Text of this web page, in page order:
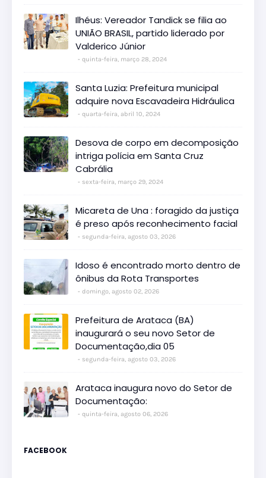
Ilhéus: Vereador Tandick se filia ao
UNIÃO BRASIL, partido liderado por
Valderico Júnior
quinta-feira, março 28, 2024
Santa Luzia: Prefeitura municipal
adquire nova Escavadeira Hidráulica
quarta-feira, abril 10, 2024
Desova de corpo em decomposição
intriga polícia em Santa Cruz
Cabrália
sexta-feira, março 29, 2024
Micareta de Una : foragido da justiça
é preso após reconhecimento facial
segunda-feira, agosto 03, 2026
Idoso é encontrado morto dentro de
ônibus da Rota Transportes
domingo, agosto 02, 2026
Prefeitura de Arataca (BA)
inaugurará o seu novo Setor de
Documentação,dia 05
segunda-feira, agosto 03, 2026
Arataca inaugura novo do Setor de
Documentação:
quinta-feira, agosto 06, 2026
FACEBOOK